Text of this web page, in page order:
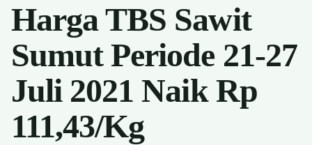
Harga TBS Sawit
Sumut Periode 21-27
Juli 2021 Naik Rp
111,43/Kg